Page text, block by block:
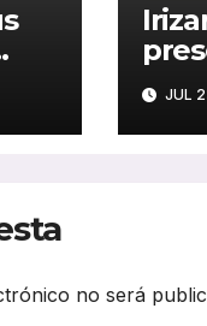
a
el
JUL
no será